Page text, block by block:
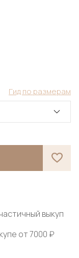
Гид по размерам
выкуп
от 7000 ₽